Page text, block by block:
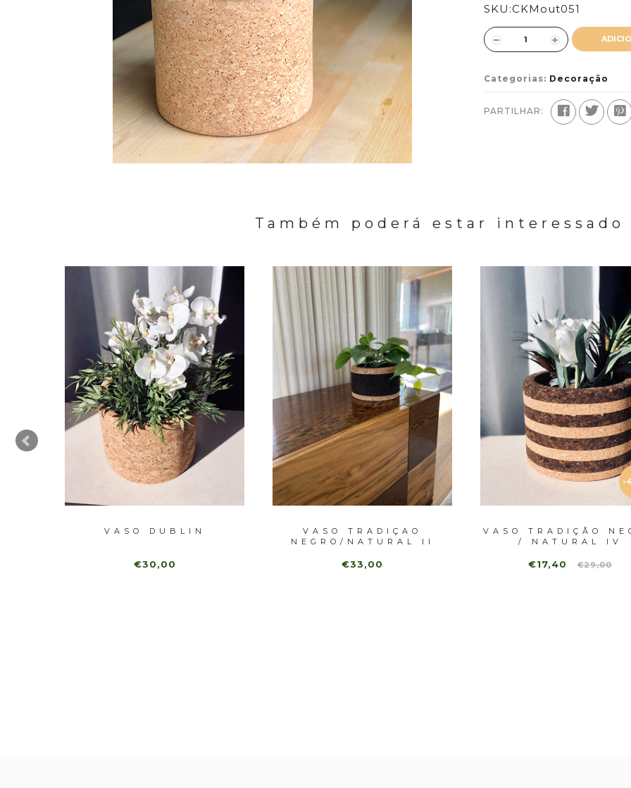
SKU:CKMout051
Categorias: Decoração
PARTILHAR:
Também poderá estar interessado
VASO DUBLIN
€30,00
VASO TRADIÇAO
NEGRO/NATURAL II
€33,00
-
VASO TRADIÇÃO
/ NATURAL IV
€17,40 €29,00